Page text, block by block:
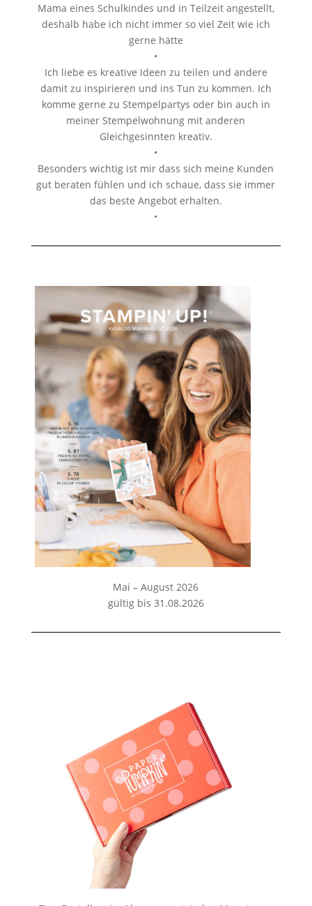
Mama eines Schulkindes und in Teilzeit angestellt,
deshalb habe ich nicht immer so viel Zeit wie ich
gerne hätte
•
Ich liebe es kreative Ideen zu teilen und andere
damit zu inspirieren und ins Tun zu kommen. Ich
komme gerne zu Stempelpartys oder bin auch in
meiner Stempelwohnung mit anderen
Gleichgesinnten kreativ.
•
Besonders wichtig ist mir dass sich meine Kunden
gut beraten fühlen und ich schaue, dass sie immer
das beste Angebot erhalten.
•
Mai – August 2026
gültig bis 31.08.2026